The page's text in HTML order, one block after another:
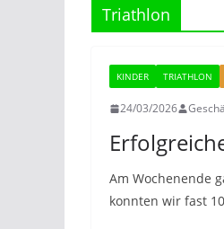
Triathlon
KINDER TRIATHLON
24/03/2026
Am Wochenende
konnten wir fast